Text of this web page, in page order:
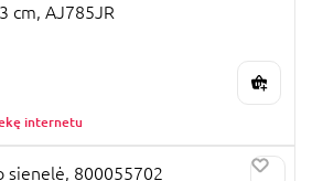
cm, AJ785JR
internetu
sienelė, 800055702